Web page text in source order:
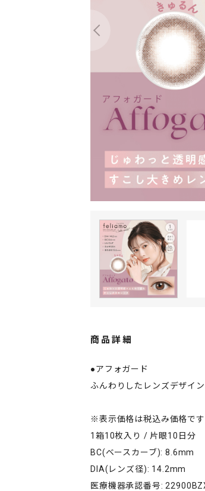
商品詳細
●アフォガード
ふんわりしたレンズデザイ
※表示価格は税込み価格です
1箱10枚入り / 片眼10日分
BC(ベースカーブ): 8.6mm
DIA(レンズ径): 14.2mm
医療機器承認番号: